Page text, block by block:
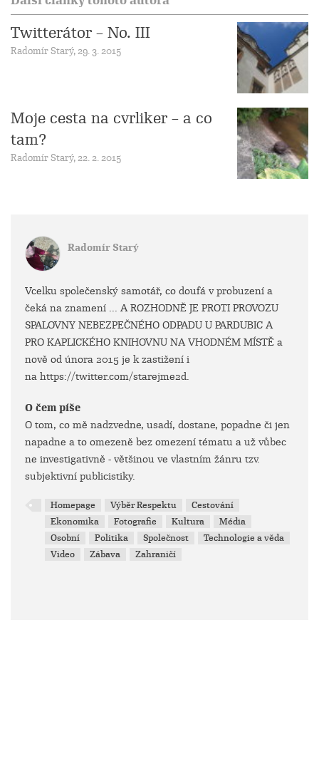
Twitterátor – No. III
Radomír Starý, 29. 3. 2015
Moje cesta na cvrliker – a co
tam?
Radomír Starý, 22. 2. 2015
Radomír Starý
Vcelku společenský samotář, co doufá v probuzení a
čeká na znamení ... A ROZHODNĚ JE PROTI PROVOZU
SPALOVNY NEBEZPEČNÉHO ODPADU U PARDUBIC A
PRO KAPLICKÉHO KNIHOVNU NA VHODNÉM MÍSTĚ a
nově od února 2015 je k zastižení i
na https://twitter.com/starejme2d.
O čem píše
O tom, co mě nadzvedne, usadí, dostane, popadne či jen
napadne a to omezeně bez omezení tématu a už vůbec
ne investigativně - většinou ve vlastním žánru tzv.
subjektivní publicistiky.
Homepage Výběr Respektu
Cestování
Ekonomika
Fotografie Kultura
Média
Osobní
Politika Společnost
Technologie a věda
Video
Zábava Zahraničí